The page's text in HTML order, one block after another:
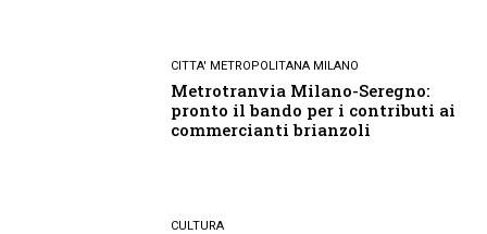
CITTA' METROPOLITANA MILANO
Metrotranvia Milano-Seregno:
pronto il bando per i contributi ai
commercianti brianzoli
CULTURA